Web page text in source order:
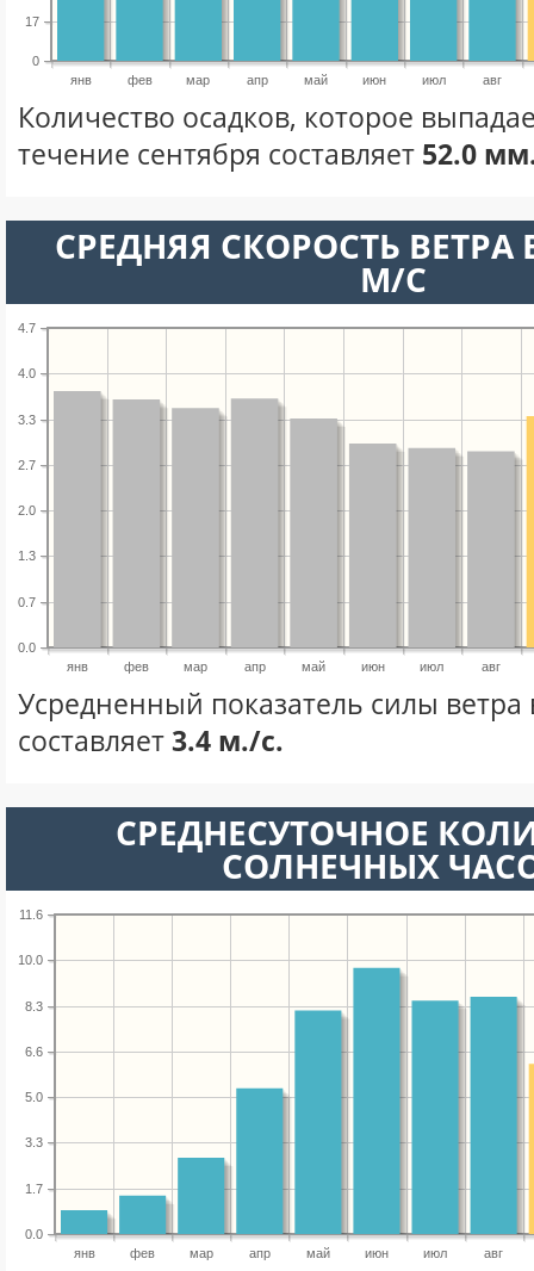
янв фев мар апр май июн июл авг
0
17
Количество осадков, которое
течение сентября составляет 52.0
СРЕДНЯЯ СКОРОСТЬ ВЕТРА
М/С
янв фев мар апр май июн июл авг
0.0
0.7
1.3
2.0
2.7
3.3
4.0
4.7
Усредненный показатель силы ветра
составляет3.4 м./с.
СРЕДНЕСУТОЧНОЕ
СОЛНЕЧНЫХ
янв фев мар апр май июн июл авг
0.0
1.7
3.3
5.0
6.6
8.3
10.0
11.6